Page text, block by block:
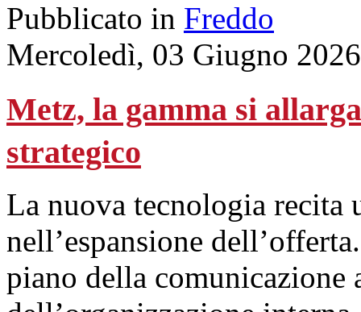
Pubblicato in Freddo
Mercoledì, 03 Giugno
Metz, la gamma si
strategico
La nuova tecnologia recita
nell’espansione
piano della comunicazione